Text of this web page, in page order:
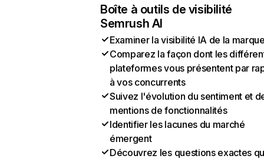
Boîte à outils de visibilité
Semrush AI
Examiner la visibilité IA de la
Comparez la façon dont les
plateformes vous présentent par
à vos concurrents
Suivez l'évolution du sentiment et
mentions de fonctionnalités
Identifier les lacunes du marché
émergent
Découvrez les questions exactes